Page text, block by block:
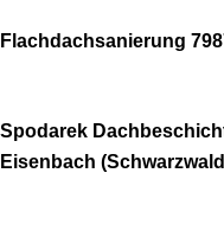
Flachdachsanierung
Spodarek
Eisenbach